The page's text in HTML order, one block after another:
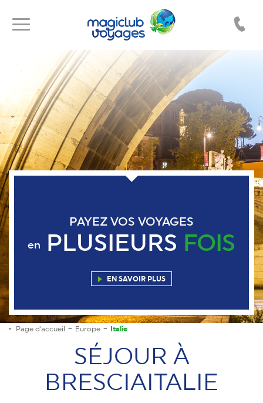
Toggle
Toggle
navigation
PAYEZ VOS VOYAGES
en PLUSIEURS FOIS
EN SAVOIR PLUS
Page d'accueil Europe Italie
SÉJOUR À
BRESCIAITALIE